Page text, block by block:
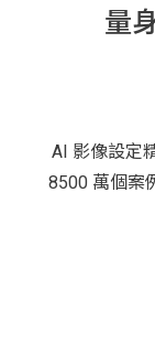
量
AI 影像設定
8500 萬個案